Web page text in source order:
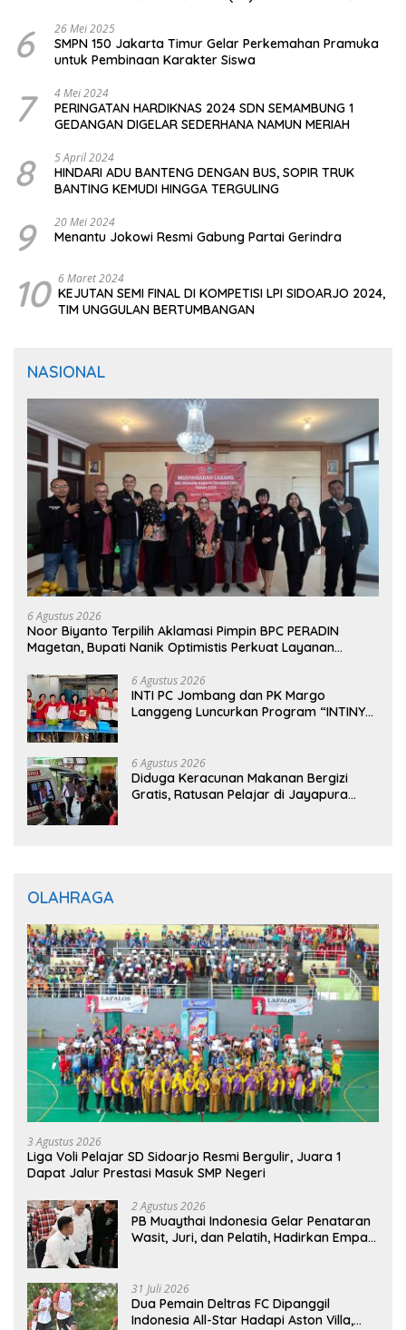
6 26 Mei 2025
SMPN 150 Jakarta Timur Gelar Perkemahan Pramuka
untuk Pembinaan Karakter Siswa
7 4 Mei 2024
PERINGATAN HARDIKNAS 2024 SDN SEMAMBUNG 1
GEDANGAN DIGELAR SEDERHANA NAMUN MERIAH
8 5 April 2024
HINDARI ADU BANTENG DENGAN BUS, SOPIR TRUK
BANTING KEMUDI HINGGA TERGULING
9 20 Mei 2024
Menantu Jokowi Resmi Gabung Partai Gerindra
10 6 Maret 2024
KEJUTAN SEMI FINAL DI KOMPETISI LPI SIDOARJO 2024,
TIM UNGGULAN BERTUMBANGAN
NASIONAL
6 Agustus 2026
Noor Biyanto Terpilih Aklamasi Pimpin BPC PERADIN
Magetan, Bupati Nanik Optimistis Perkuat Layanan
6 Agustus 2026
INTI PC Jombang dan PK Margo
Langgeng Luncurkan Program “INTINYA
6 Agustus 2026
Diduga Keracunan Makanan Bergizi
Gratis, Ratusan Pelajar di Jayapura
OLAHRAGA
3 Agustus 2026
Liga Voli Pelajar SD Sidoarjo Resmi Bergulir, Juara 1
Dapat Jalur Prestasi Masuk SMP Negeri
2 Agustus 2026
PB Muaythai Indonesia Gelar Penataran
Wasit, Juri, dan Pelatih, Hadirkan Empat
31 Juli 2026
Dua Pemain Deltras FC Dipanggil
Indonesia All-Star Hadapi Aston Villa,